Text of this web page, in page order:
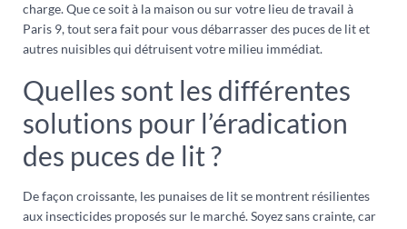
charge. Que ce soit à la maison ou sur votre lieu de travail à
Paris 9, tout sera fait pour vous débarrasser des puces de lit et
autres nuisibles qui détruisent votre milieu immédiat.
Quelles sont les différentes
solutions pour l’éradication
des puces de lit ?
De façon croissante, les punaises de lit se montrent résilientes
aux insecticides proposés sur le marché. Soyez sans crainte, car